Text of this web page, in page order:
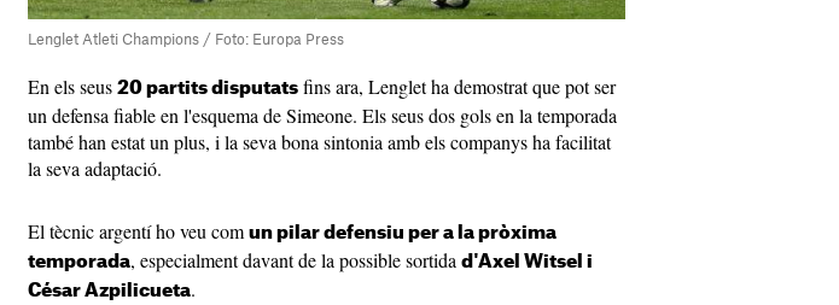
Lenglet Atleti Champions / Foto: Europa Press
En els seus 20 partits disputats fins ara, Lenglet ha demostrat que pot ser
un defensa fiable en l'esquema de Simeone. Els seus dos gols en la temporada
també han estat un plus, i la seva bona sintonia amb els companys ha facilitat
la seva adaptació.
El tècnic argentí ho veu com un pilar defensiu per a la pròxima
temporada, especialment davant de la possible sortida d'Axel Witsel i
César Azpilicueta.